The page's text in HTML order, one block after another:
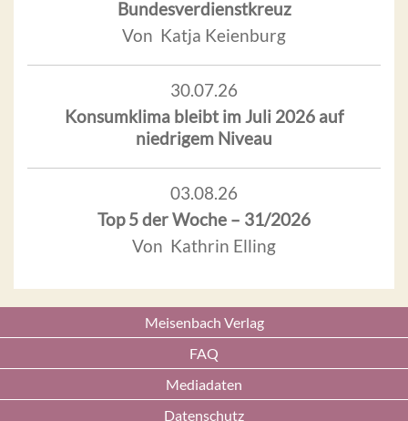
Bundesverdienstkreuz
Von Katja Keienburg
30.07.26
Konsumklima bleibt im Juli 2026 auf
niedrigem Niveau
03.08.26
Top 5 der Woche – 31/2026
Von Kathrin Elling
Meisenbach Verlag
FAQ
Mediadaten
Datenschutz